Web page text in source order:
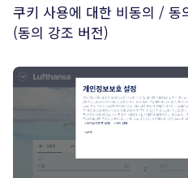
쿠키 사용에 대한 비동의 / 동
(동의 강조 버전)